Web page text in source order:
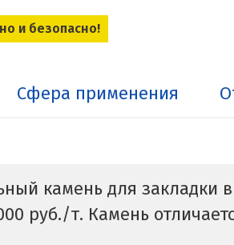
и безопасно!
Сфера применения
камень для закладки
руб./т. Камень